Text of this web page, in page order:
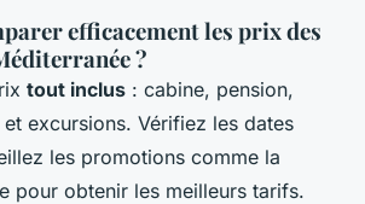
efficacement les prix des
?
tout inclus : cabine, pension,
excursions. Vérifiez les dates
les promotions comme la
pour obtenir les meilleurs tarifs.